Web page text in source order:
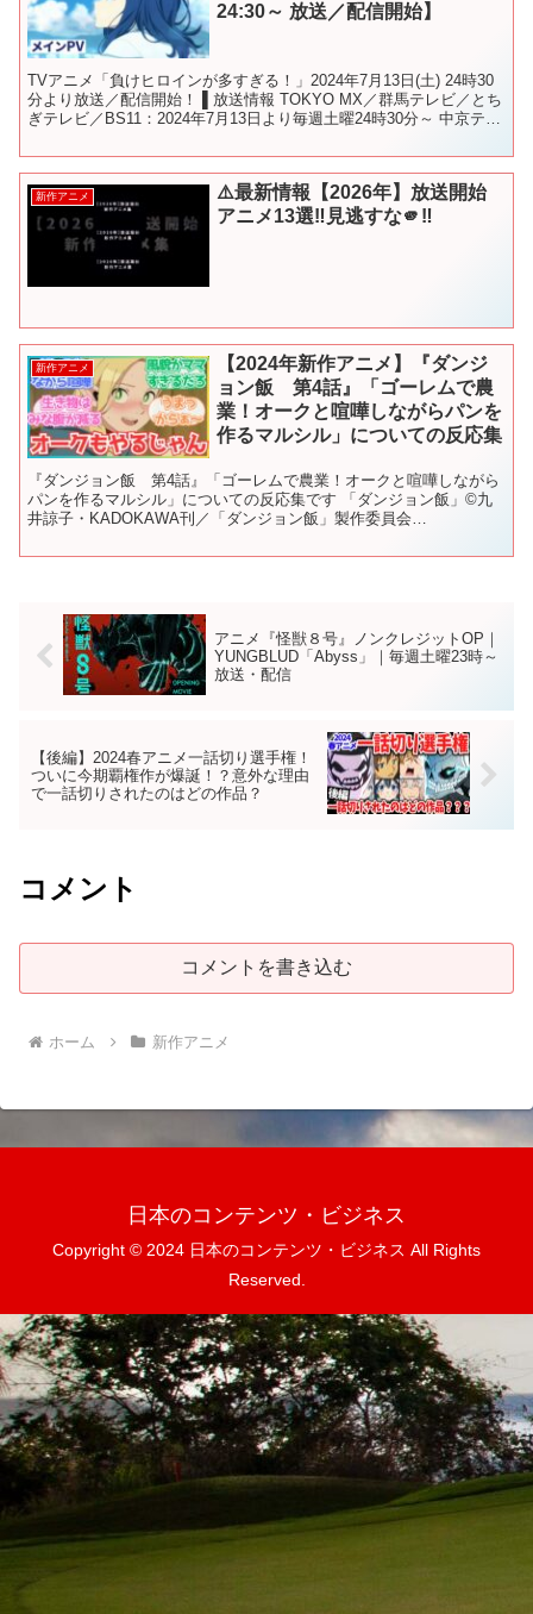
24:30～ 放送／配信開始】
TVアニメ「負けヒロインが多すぎる！」2024年7月13日(土) 24時30
分より放送／配信開始！ ▌放送情報 TOKYO MX／群馬テレビ／とち
ぎテレビ／BS11：2024年7月13日より毎週土曜24時30分～ 中京テレ
新作アニメ
⚠️最新情報【2026年】放送開始
アニメ13選‼️見逃すな🫵‼️
新作アニメ
【2024年新作アニメ】『ダンジ
ョン飯 第4話』「ゴーレムで農
業！オークと喧嘩しながらパンを
作るマルシル」についての反応集
『ダンジョン飯 第4話』「ゴーレムで農業！オークと喧嘩しながら
パンを作るマルシル」についての反応集です 「ダンジョン飯」©九
井諒子・KADOKAWA刊／「ダンジョン飯」製作委員会
アニメ『怪獣８号』ノンクレジットOP｜
YUNGBLUD「Abyss」｜毎週土曜23時～
放送・配信
【後編】2024春アニメ一話切り選手権！
ついに今期覇権作が爆誕！？意外な理由
で一話切りされたのはどの作品？
コメント
コメントを書き込む
ホーム 新作アニメ
日本のコンテンツ・ビジネス
Copyright © 2024 日本のコンテンツ・ビジネス All Rights
Reserved.